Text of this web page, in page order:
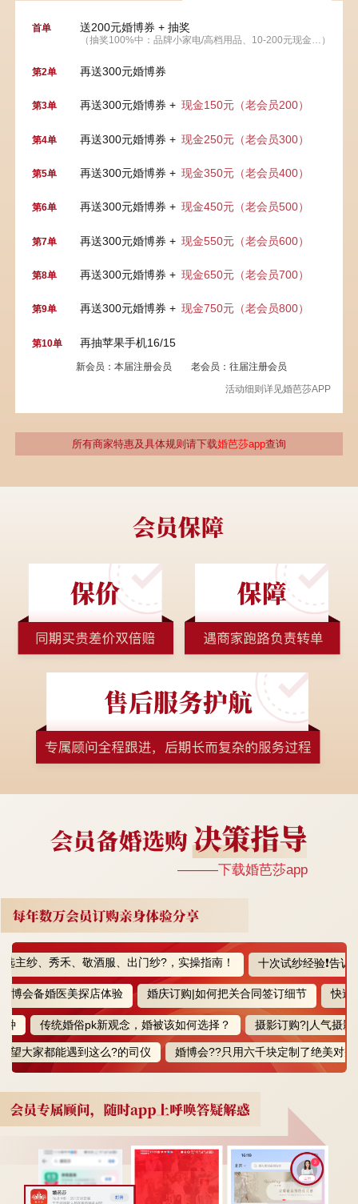
首单 送200元婚博券 + 抽奖
（抽奖100%中：品牌小家电/高档用品、10-200元现金…）
第2单 再送300元婚博券
第3单 再送300元婚博券 + 现金150元（老会员200）
第4单 再送300元婚博券 + 现金250元（老会员300）
第5单 再送300元婚博券 + 现金350元（老会员400）
第6单 再送300元婚博券 + 现金450元（老会员500）
第7单 再送300元婚博券 + 现金550元（老会员600）
第8单 再送300元婚博券 + 现金650元（老会员700）
第9单 再送300元婚博券 + 现金750元（老会员800）
第10单 再抽苹果手机16/15
新会员：本届注册会员 老会员：往届注册会员
活动细则详见婚芭莎APP
所有商家特惠及具体规则请下载婚芭莎app查询
———下载婚芭莎app
、秀禾、敬酒服、出门纱?，实操指南！ 十次试纱经验❗️告诉你和
备婚医美探店体验 婚庆订购|如何把关合同签订细节 快速敲定
传统婚俗pk新观念，婚被该如何选择？ 摄影订购?|人气摄影商家
家都能遇到这么?的司仪 婚博会??只用六千块定制了绝美对戒